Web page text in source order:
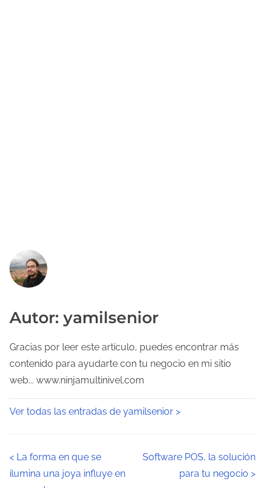
Autor: yamilsenior
Gracias por leer este artículo, puedes encontrar más
contenido para ayudarte con tu negocio en mi sitio
web... www.ninjamultinivel.com
Ver todas las entradas de yamilsenior >
N
< La forma en que se
ilumina una joya influye en
Software POS, la solución
para tu negocio >